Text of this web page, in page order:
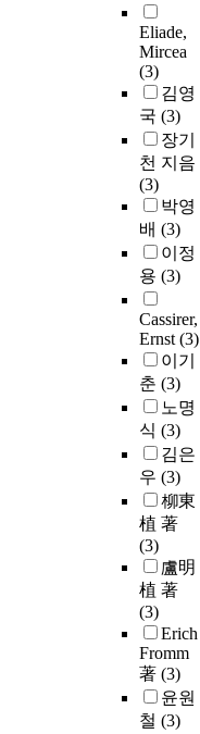
Eliade,
Mircea
(3)
김영
국 (3)
장기
천 지음
(3)
박영
배 (3)
이정
용 (3)
Cassirer,
Ernst(3)
이기
춘 (3)
노명
식 (3)
김은
우 (3)
柳東
植 著
(3)
盧明
植 著
(3)
Erich
Fromm
著 (3)
윤원
철 (3)